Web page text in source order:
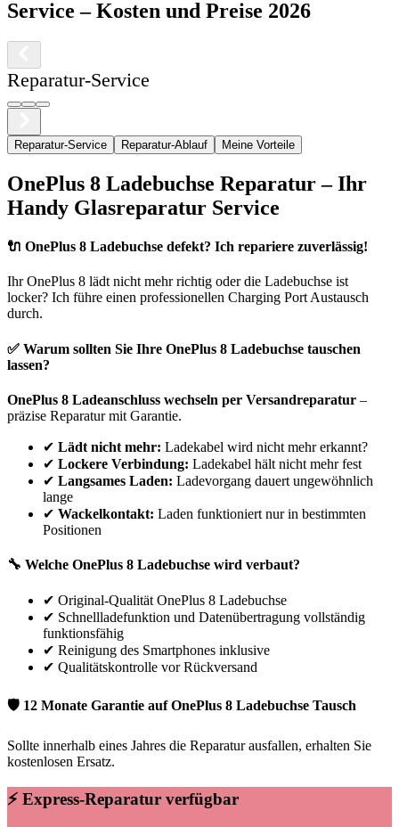
Service – Kosten und Preise 2026
Reparatur-Service
Reparatur-Service Reparatur-Ablauf Meine Vorteile
OnePlus 8 Ladebuchse Reparatur – Ihr
Handy Glasreparatur Service
🔌 OnePlus 8 Ladebuchse defekt? Ich repariere zuverlässig!
IhrOnePlus 8 lädt nicht mehr richtig oder die Ladebuchse ist
locker? Ich führe einen professionellen Charging Port Austausch
durch.
✅ Warum sollten Sie Ihre OnePlus 8 Ladebuchse tauschen
lassen?
OnePlus 8 Ladeanschluss wechseln per Versandreparatur –
präzise Reparatur mit Garantie.
✔ Lädt nicht mehr: Ladekabel wird nicht mehr erkannt?
✔ Lockere Verbindung: Ladekabel hält nicht mehr fest
✔ Langsames Laden: Ladevorgang dauert ungewöhnlich
lange
✔ Wackelkontakt: Laden funktioniert nur in bestimmten
Positionen
🔧 Welche OnePlus 8 Ladebuchse wird verbaut?
✔ Original-Qualität OnePlus 8 Ladebuchse
✔ Schnellladefunktion und Datenübertragung vollständig
funktionsfähig
✔ Reinigung des Smartphones inklusive
✔ Qualitätskontrolle vor Rückversand
🛡 12 Monate Garantie aufOnePlus 8 Ladebuchse Tausch
Sollte innerhalb eines Jahres die Reparatur ausfallen, erhalten Sie
kostenlosen Ersatz.
⚡ Express-Reparatur verfügbar